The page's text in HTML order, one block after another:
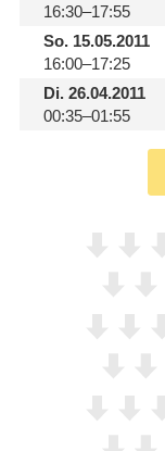
16:30–17:55
So.15.05.2011
16:00–17:25
Di.26.04.2011
00:35–01:55